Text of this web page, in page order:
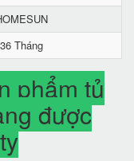
36 Tháng
phẩm tủ
được